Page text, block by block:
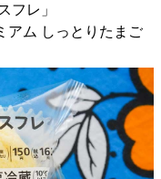
フレ」
アム しっとりたまご